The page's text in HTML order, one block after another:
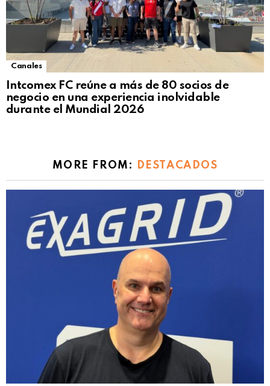
Canales
Intcomex FC reúne a más de 80 socios de
negocio en una experiencia inolvidable
durante el Mundial 2026
MORE FROM: DESTACADOS